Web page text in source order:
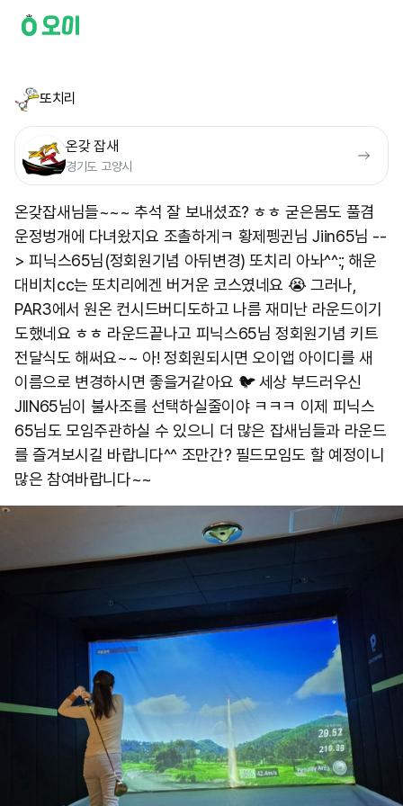
또치리
온갖 잡새
경기도 고양시
온갖잡새님들~~~ 추석 잘 보내셨죠? ㅎㅎ 굳은몸도 풀겸
운정벙개에 다녀왔지요 조촐하게ㅋ 황제펭귄님 Jiin65님 --
> 피닉스65님(정회원기념 아뒤변경) 또치리 아놔^^:; 해운
대비치cc는 또치리에겐 버거운 코스였네요 😭 그러나,
PAR3에서 원온 컨시드버디도하고 나름 재미난 라운드이기
도했네요 ㅎㅎ 라운드끝나고 피닉스65님 정회원기념 키트
전달식도 해써요~~ 아! 정회원되시면 오이앱 아이디를 새
이름으로 변경하시면 좋을거같아요 🐦 세상 부드러우신
JIIN65님이 불사조를 선택하실줄이야 ㅋㅋㅋ 이제 피닉스
65님도 모임주관하실 수 있으니 더 많은 잡새님들과 라운드
를 즐겨보시길 바랍니다^^ 조만간? 필드모임도 할 예정이니
많은 참여바랍니다~~